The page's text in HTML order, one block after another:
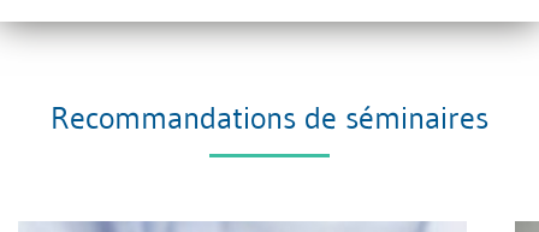
Recommandations de séminaires